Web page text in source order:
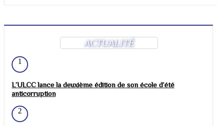
ACTUALITÉ
1
L’ULCC lance la deuxième édition de son école d’été
anticorruption
2